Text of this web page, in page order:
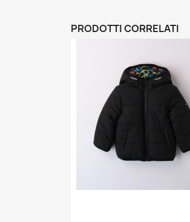
PRODOTTI CORRELATI